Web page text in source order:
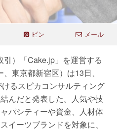
ピン メール
）「Cake.jp」を運営する
東京都新宿区）は13日、
るスピカコンサルティング
んだと発表した。人気や技
パシティーや資金、人材体
イーツブランドを対象に、